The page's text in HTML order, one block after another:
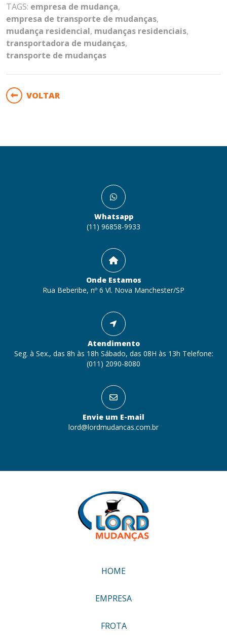
TAGS: empresa de mudança,
empresa de transporte de mudanças,
mudança residencial, mudanças residenciais,
transportadora de mudanças,
transporte de mudanças
VOLTAR
Whatsapp
(11) 96858-9933
Onde Estamos
Rua Beberibe, nº 6 Vl. Nova Manchester/SP
Atendimento
Seg. à Sex., das 8h às 18h Sábado, das 08H às 13h Telefone:
(011) 2090-8080
Envie um E-mail
lord@lordmudancas.com.br
HOME
EMPRESA
FROTA